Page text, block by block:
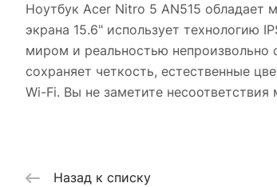
Ноутбук Acer Nitro 5 AN515 обладает
экрана 15.6" использует технологию
миром и реальностью непроизвольно
сохраняет четкость, естественные
Wi-Fi. Вы не заметите
Назад к списку